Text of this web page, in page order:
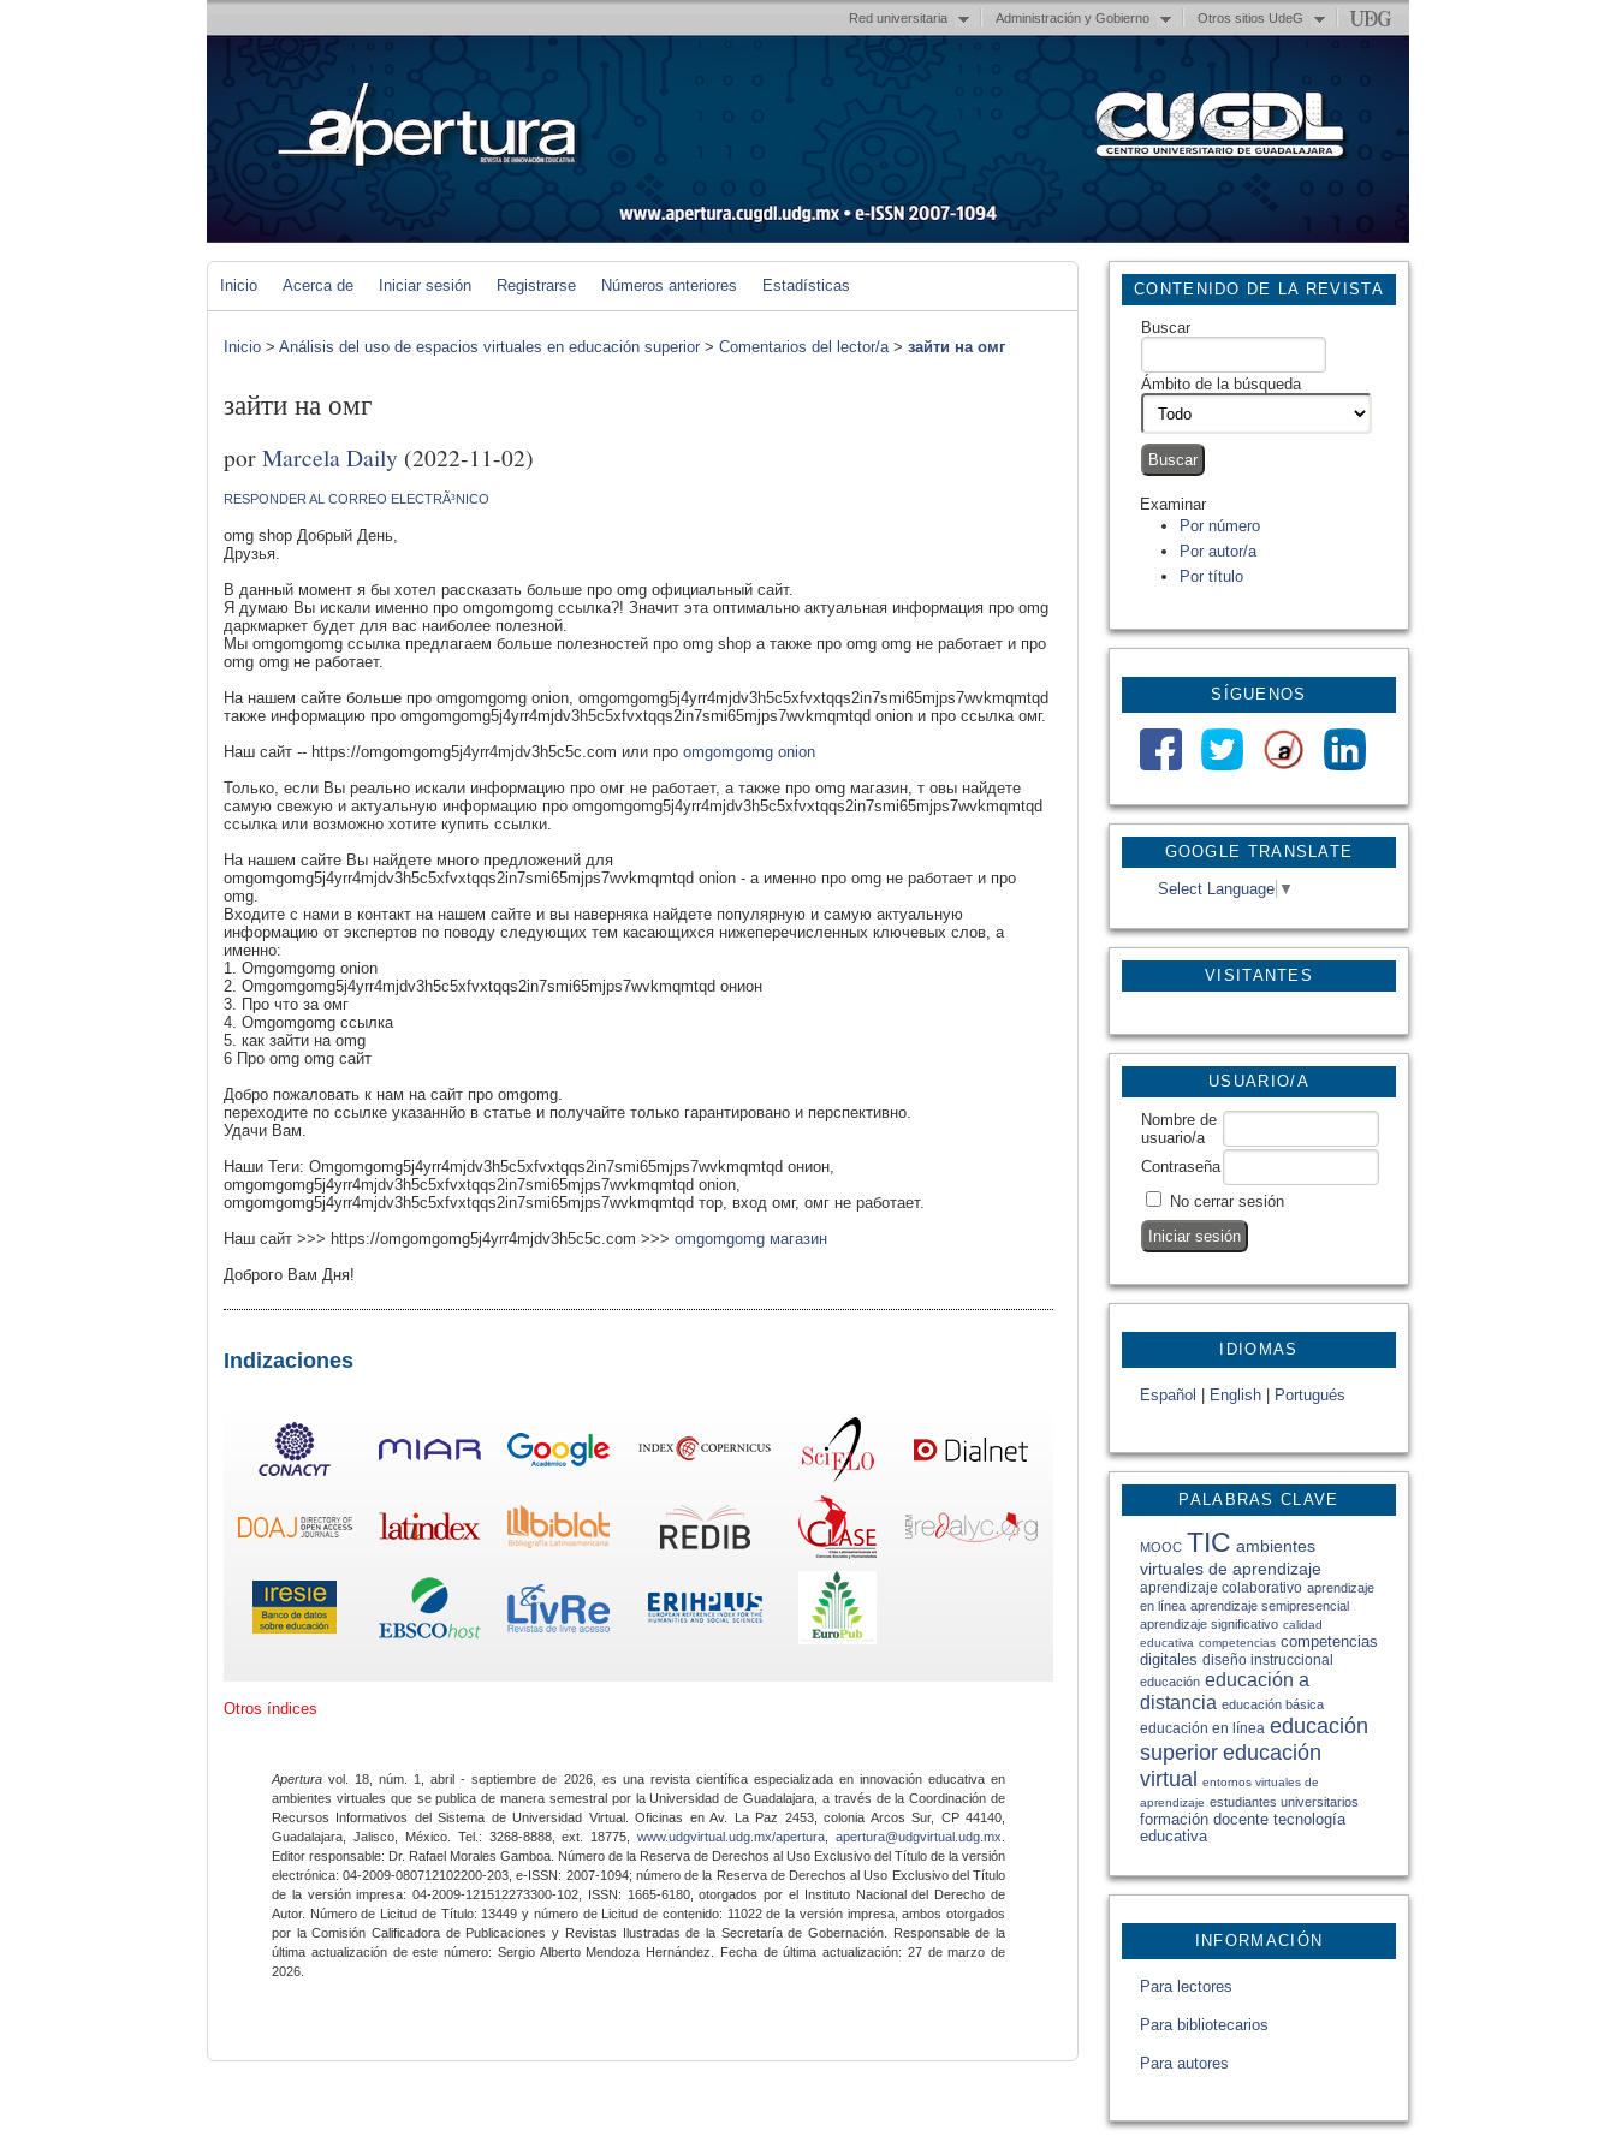
Red universitaria Administración y Gobierno Otros sitios UdeG
GOOGLE TRANSLATE
Select Language ▼
VISITANTES
CONTENIDO DE LA REVISTA
Buscar
Ámbito de la búsqueda
Examinar
Por número
Por autor/a
Por título
SÍGUENOS
USUARIO/A
Nombre de
usuario/a
Contraseña
No cerrar sesión
IDIOMAS
Español English Portugués
PALABRAS CLAVE
MOOC TIC ambientes
virtuales de aprendizaje
aprendizaje colaborativo aprendizaje
en línea aprendizaje semipresencial
aprendizaje significativo calidad
educativa competencias competencias
digitales diseño instruccional
educación educación a
distancia educación básica
educación en línea educación
superior educación
virtual entornos virtuales de
aprendizaje estudiantes universitarios
formación docente tecnología
educativa
INFORMACIÓN
Para lectores
Para bibliotecarios
Para autores
Inicio Acerca de Iniciar sesión Registrarse Números anteriores Estadísticas
Inicio > Análisis del uso de espacios virtuales en educación superior > Comentarios del lector/a> зайти на омг
зайти на омг
porMarcela Daily (2022-11-02)
RESPONDER AL CORREO ELECTRÃ³NICO
omg shop Добрый День,
Друзья.
В данный момент я бы хотел рассказать больше про omg официальный сайт.
Я думаю Вы искали именно про omgomgomg ссылка?! Значит эта оптимально актуальная информация про omg
даркмаркет будет для вас наиболее полезной.
Мы omgomgomg ссылка предлагаем больше полезностей про omg shop а также про omg omg не работает и про
omg omg не работает.
На нашем сайте больше про omgomgomg onion, omgomgomg5j4yrr4mjdv3h5c5xfvxtqqs2in7smi65mjps7wvkmqmtqd
также информацию про omgomgomg5j4yrr4mjdv3h5c5xfvxtqqs2in7smi65mjps7wvkmqmtqd onion и про ссылка омг.
Наш сайт -- https://omgomgomg5j4yrr4mjdv3h5c5c.com или про omgomgomg onion
Только, если Вы реально искали информацию про омг не работает, а также про omg магазин, т овы найдете
самую свежую и актуальную информацию про omgomgomg5j4yrr4mjdv3h5c5xfvxtqqs2in7smi65mjps7wvkmqmtqd
ссылка или возможно хотите купить ссылки.
На нашем сайте Вы найдете много предложений для
omgomgomg5j4yrr4mjdv3h5c5xfvxtqqs2in7smi65mjps7wvkmqmtqd onion - а именно про omg не работает и про
omg.
Входите с нами в контакт на нашем сайте и вы наверняка найдете популярную и самую актуальную
информацию от экспертов по поводу следующих тем касающихся нижеперечисленных ключевых слов, а
именно:
1. Omgomgomg onion
2. Omgomgomg5j4yrr4mjdv3h5c5xfvxtqqs2in7smi65mjps7wvkmqmtqd онион
3. Про что за омг
4. Omgomgomg ссылка
5. как зайти на omg
6 Про omg omg сайт
Добро пожаловать к нам на сайт про omgomg.
переходите по ссылке указаннйо в статье и получайте только гарантировано и перспективно.
Удачи Вам.
Наши Теги: Omgomgomg5j4yrr4mjdv3h5c5xfvxtqqs2in7smi65mjps7wvkmqmtqd онион,
omgomgomg5j4yrr4mjdv3h5c5xfvxtqqs2in7smi65mjps7wvkmqmtqd onion,
omgomgomg5j4yrr4mjdv3h5c5xfvxtqqs2in7smi65mjps7wvkmqmtqd тор, вход омг, омг не работает.
Наш сайт >>> https://omgomgomg5j4yrr4mjdv3h5c5c.com >>> omgomgomg магазин
Доброго Вам Дня!
Indizaciones
Otros índices
Apertura vol. 18, núm. 1, abril - septiembre de 2026, es una revista científica especializada en innovación educativa en
ambientes virtuales que se publica de manera semestral por la Universidad de Guadalajara, a través de la Coordinación de
Recursos Informativos del Sistema de Universidad Virtual. Oficinas en Av. La Paz 2453, colonia Arcos Sur, CP 44140,
Guadalajara, Jalisco, México. Tel.: 3268-8888, ext. 18775,www.udgvirtual.udg.mx/apertura apertura@udgvirtual.udg.mx
Editor responsable: Dr. Rafael Morales Gamboa. Número de la Reserva de Derechos al Uso Exclusivo del Título de la versión
electrónica: 04-2009-080712102200-203, e-ISSN: 2007-1094; número de la Reserva de Derechos al Uso Exclusivo del Título
de la versión impresa: 04-2009-121512273300-102, ISSN: 1665-6180, otorgados por el Instituto Nacional del Derecho de
Autor. Número de Licitud de Título: 13449 y número de Licitud de contenido: 11022 de la versión impresa, ambos otorgados
por la Comisión Calificadora de Publicaciones y Revistas Ilustradas de la Secretaría de Gobernación. Responsable de la
última actualización de este número: Sergio Alberto Mendoza Hernández. Fecha de última actualización: 27 de marzo de
2026.